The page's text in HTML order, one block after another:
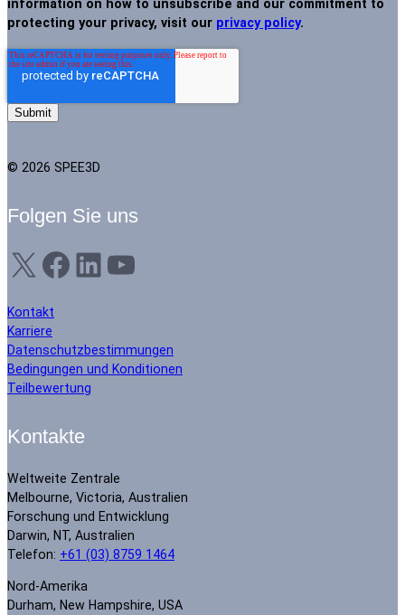
information on how to unsubscribe and our commitment to
protecting your privacy, visit our privacy policy.
© 2026 SPEE3D
Folgen Sie uns
X Facebook LinkedIn YouTube
Kontakt
Karriere
Datenschutzbestimmungen
Bedingungen und Konditionen
Teilbewertung
Kontakte
Weltweite Zentrale
Melbourne, Victoria, Australien
Forschung und Entwicklung
Darwin, NT, Australien
Telefon: +61 (03) 8759 1464
Nord-Amerika
Durham, New Hampshire, USA